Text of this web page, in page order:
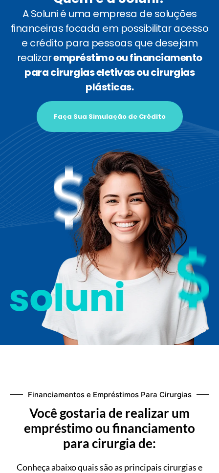
A Soluni é uma empresa de soluções
financeiras focada em possibilitar acesso
e crédito para pessoas que desejam
realizarempréstimo ou financiamento
para cirurgias eletivas ou cirurgias
plásticas.
Faça Sua Simulação de Crédito
Financiamentos e Empréstimos Para Cirurgias
Você gostaria de realizar um
empréstimo ou financiamento
para cirurgia de:
Conheça abaixo quais são as principais cirurgias e